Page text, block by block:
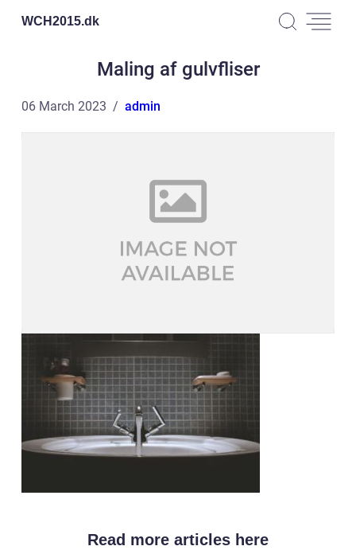
WCH2015.dk
Maling af gulvfliser
06 March 2023 admin
Read more articles here